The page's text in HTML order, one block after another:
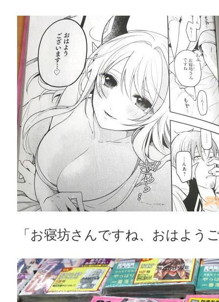
「お寝坊さんですね、おはよう